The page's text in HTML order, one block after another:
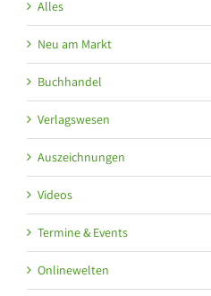
Alles
Neu am Markt
Buchhandel
Verlagswesen
Auszeichnungen
Videos
Termine & Events
Onlinewelten